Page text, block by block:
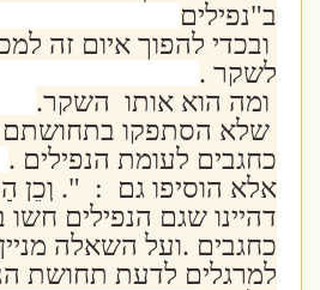
ב"נפילים
ובכדי להפוך איום זה
לשקר .
ומה הוא אותו השקר.
שלא הסתפקו בתחושתם
כחגבים לעומת הנפילים .
אלא הוסיפו גם : ".וְכֵן
דהיינו שגם הנפילים חשו
כחגבים .ועל השאלה
למרגלים לדעת תחושת